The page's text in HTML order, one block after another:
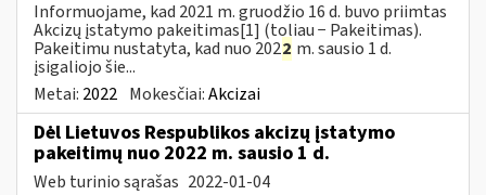
Informuojame, kad 2021 m. gruodžio 16 d. buvo priimtas
Akcizų įstatymo pakeitimas[1] (toliau − Pakeitimas).
Pakeitimu nustatyta, kad nuo 2022 m. sausio 1 d.
įsigaliojo šie...
Metai: 2022 Mokesčiai:Akcizai
Dėl Lietuvos Respublikos akcizų įstatymo
pakeitimų nuo 2022 m. sausio 1 d.
Web turinio sąrašas 2022-01-04